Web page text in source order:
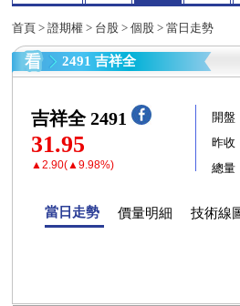
首頁 > 證期權 > 台股 > 個股 > 當日走勢
2491 吉祥全
吉祥全 2491
31.95
▲2.90(▲9.98%)
開盤
昨收
總量
當日走勢 價量明細 技術線